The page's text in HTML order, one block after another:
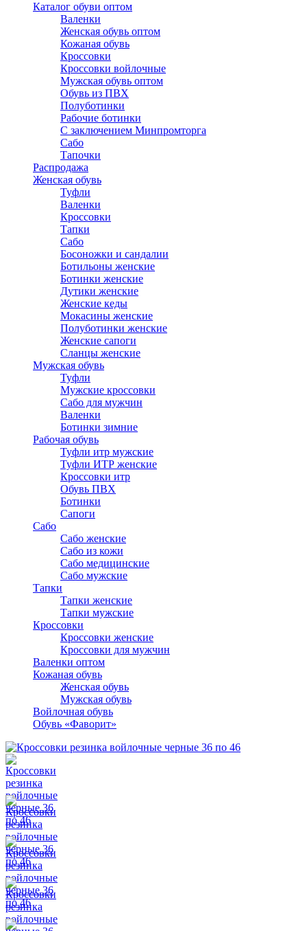
Каталог обуви оптом
Валенки
Женская обувь оптом
Кожаная обувь
Кроссовки
Кроссовки войлочные
Мужская обувь оптом
Обувь из ПВХ
Полуботинки
Рабочие ботинки
С заключением Минпромторга
Сабо
Тапочки
Распродажа
Женская обувь
Туфли
Валенки
Кроссовки
Тапки
Сабо
Босоножки и сандалии
Ботильоны женские
Ботинки женские
Дутики женские
Женские кеды
Мокасины женские
Полуботинки женские
Женские сапоги
Сланцы женские
Мужская обувь
Туфли
Мужские кроссовки
Сабо для мужчин
Валенки
Ботинки зимние
Рабочая обувь
Туфли итр мужские
Туфли ИТР женские
Кроссовки итр
Обувь ПВХ
Ботинки
Сапоги
Сабо
Сабо женские
Сабо из кожи
Сабо медицинские
Сабо мужские
Тапки
Тапки женские
Тапки мужские
Кроссовки
Кроссовки женские
Кроссовки для мужчин
Валенки оптом
Кожаная обувь
Женская обувь
Мужская обувь
Войлочная обувь
Обувь «Фаворит»